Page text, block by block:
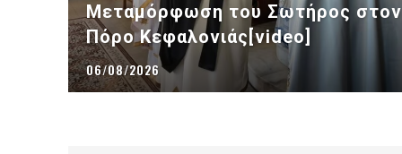
Μεταμόρφωση του Σωτήρος στον
Πόρο Κεφαλονιάς[video]
06/08/2026